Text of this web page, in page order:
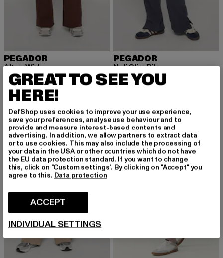
PEGADOR
Altea Wide
58,79 EUR
Ajankohtainen hinta: 58,79 EUR
69,99 EURKampanjahinta: 69,99 EUR
PEGADOR
Noli Slim Rib
58,79 EUR
Ajankohtainen hinta: 58,79 EUR
69,99 EUR
-12% -43%
GREAT TO SEE YOU
HERE!
DefShop uses cookies to improve your use experience,
save your preferences, analyse use behaviour and to
provide and measure interest-based contents and
advertising. In addition, we allow partners to extract data
or to use cookies. This may also include the processing of
your data in the USA or other countries which do not have
the EU data protection standard. If you want to change
this, click on "Custom settings". By clicking on "Accept" you
agree to this. Data protection
ACCEPT
INDIVIDUAL SETTINGS